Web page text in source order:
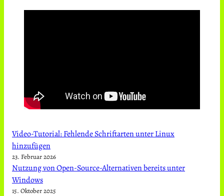
Video-Tutorial: Fehlende Schriftarten unter Linux
hinzufügen
23. Februar 2026
Nutzung von Open-Source-Alternativen bereits unter
Windows
15. Oktober 2025